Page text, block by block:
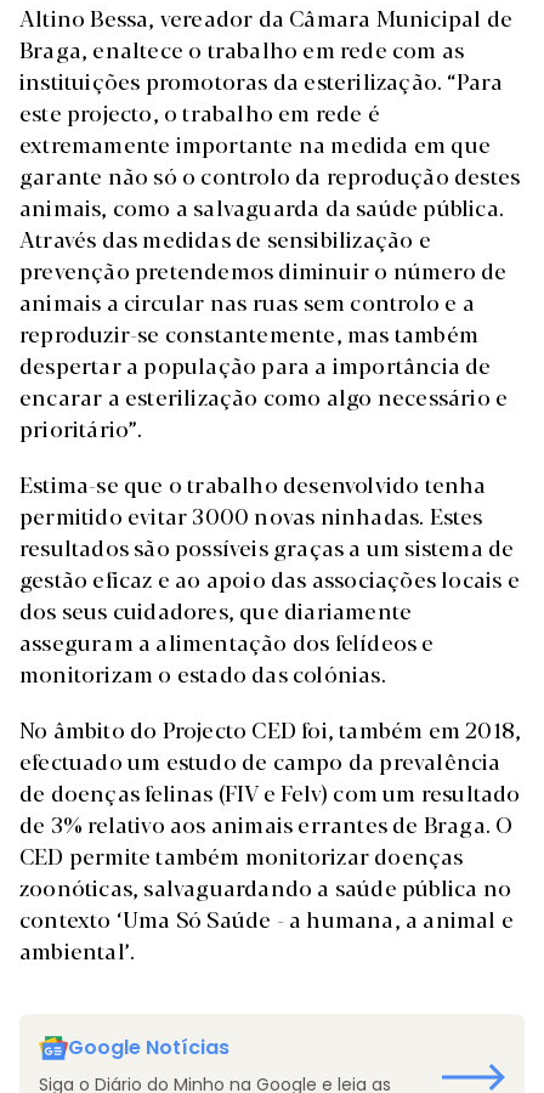
Altino Bessa, vereador da Câmara Municipal de
Braga, enaltece o trabalho em rede com as
instituições promotoras da esterilização. “Para
este projecto, o trabalho em rede é
extremamente importante na medida em que
garante não só o controlo da reprodução destes
animais, como a salvaguarda da saúde pública.
Através das medidas de sensibilização e
prevenção pretendemos diminuir o número de
animais a circular nas ruas sem controlo e a
reproduzir-se constantemente, mas também
despertar a população para a importância de
encarar a esterilização como algo necessário e
prioritário”.
Estima-se que o trabalho desenvolvido tenha
permitido evitar 3000 novas ninhadas. Estes
resultados são possíveis graças a um sistema de
gestão eficaz e ao apoio das associações locais e
dos seus cuidadores, que diariamente
asseguram a alimentação dos felídeos e
monitorizam o estado das colónias.
No âmbito do Projecto CED foi, também em 2018,
efectuado um estudo de campo da prevalência
de doenças felinas (FIV e Felv) com um resultado
de 3% relativo aos animais errantes de Braga. O
CED permite também monitorizar doenças
zoonóticas, salvaguardando a saúde pública no
contexto ‘Uma Só Saúde - a humana, a animal e
ambiental’.
Google Notícias
Siga o Diário do Minho na Google e leia as